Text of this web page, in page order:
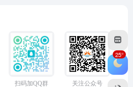
扫码加QQ群 关注公众号
25°